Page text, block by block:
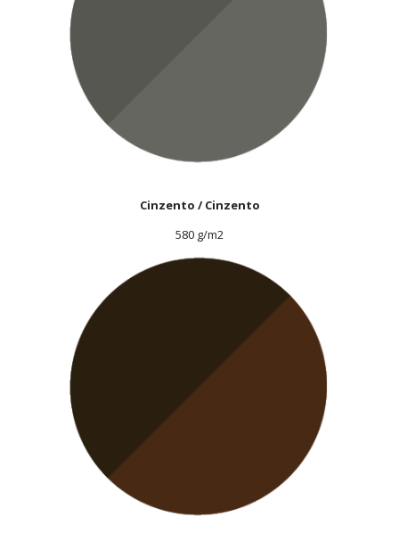
Cinzento / Cinzento
580 g/m2